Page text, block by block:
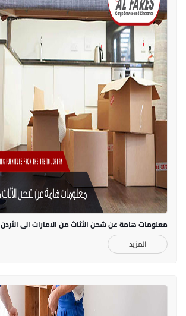
معلومات هامة عن شحن الأثاث من الامارات الى الأردن
المزيد